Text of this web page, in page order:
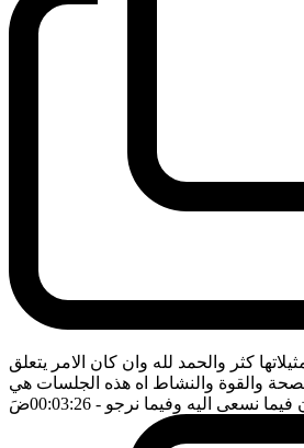
كثر والحمد لله وان كان الامر يتعلق
والقوة والنشاط اه هذه الجلسات هي
فيما نسعى اليه وفيما نرجو - 00:03:26 ضَ